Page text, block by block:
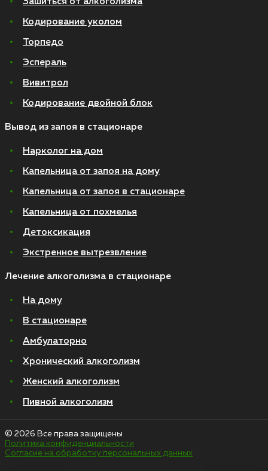
Кодирование уколом
Торпедо
Эспераль
Вивитрол
Кодирование двойной блок
Вывод из запоя в стационаре
Нарколог на дом
Капельница от запоя на дому
Капельница от запоя в стационаре
Капельница от похмелья
Детоксикация
Экстренное вытрезвление
Лечение алкоголизма в стационаре
На дому
В стационаре
Амбулаторно
Хронический алкоголизм
Женский алкоголизм
Пивной алкоголизм
© 2026 Все права защищены
Политика конфиденциальности
Согласие на обработку персональных данных